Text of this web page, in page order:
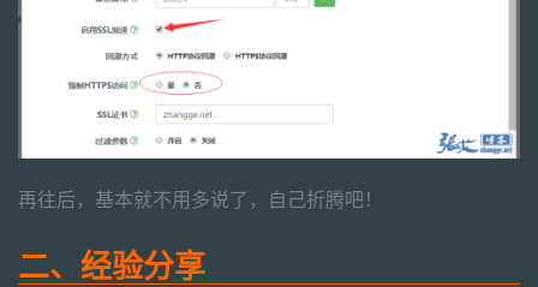
再往后，基本就不用多说了，自己折腾吧！
二、经验分享